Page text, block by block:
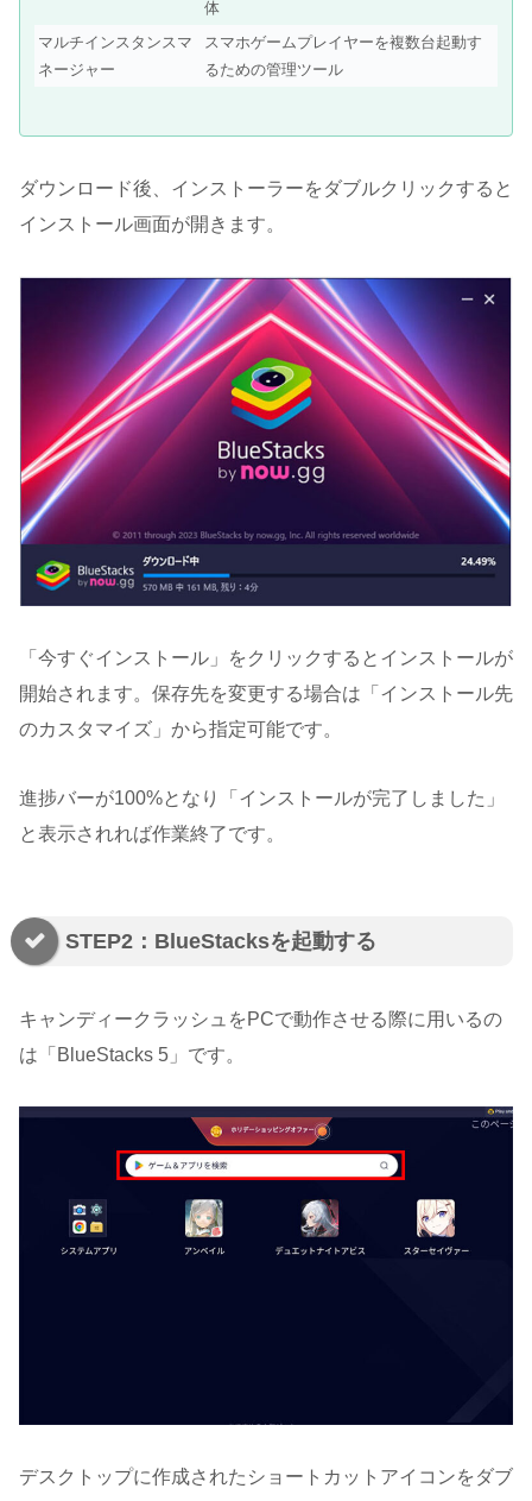
体
マルチインスタンスマ
ネージャー
スマホゲームプレイヤーを複数台起動す
るための管理ツール
ダウンロード後、インストーラーをダブルクリックすると
インストール画面が開きます。
「今すぐインストール」をクリックするとインストールが
開始されます。保存先を変更する場合は「インストール先
のカスタマイズ」から指定可能です。
進捗バーが100%となり「インストールが完了しました」
と表示されれば作業終了です。
STEP2：BlueStacksを起動する
キャンディークラッシュをPCで動作させる際に用いるの
は「BlueStacks 5」です。
デスクトップに作成されたショートカットアイコンをダブ